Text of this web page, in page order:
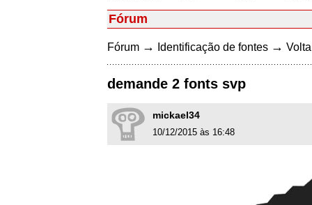
Fórum
Fórum → Identificação de fontes →
demande 2 fonts svp
mickael34
10/12/2015 às 16:48